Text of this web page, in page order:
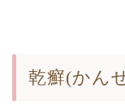
乾癬(かん